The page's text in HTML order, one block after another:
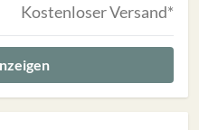
Kostenloser Versand*